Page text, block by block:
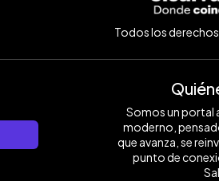
Todos los
Somos un portal
moderno,
que avanza, se
punto de